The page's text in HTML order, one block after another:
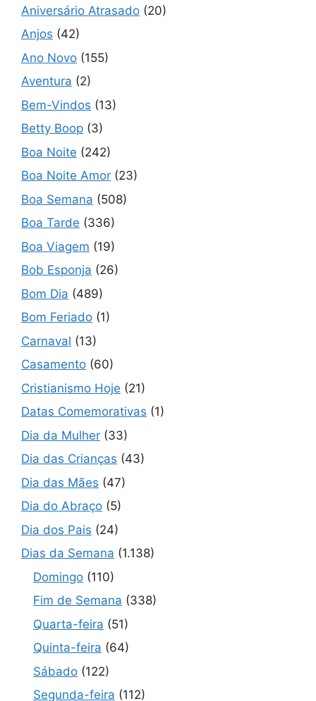
Aniversário Atrasado (20)
Anjos (42)
Ano Novo (155)
Aventura (2)
Bem-Vindos (13)
Betty Boop (3)
Boa Noite (242)
Boa Noite Amor (23)
Boa Semana (508)
Boa Tarde (336)
Boa Viagem (19)
Bob Esponja (26)
Bom Dia (489)
Bom Feriado (1)
Carnaval (13)
Casamento (60)
Cristianismo Hoje (21)
Datas Comemorativas (1)
Dia da Mulher (33)
Dia das Crianças (43)
Dia das Mães (47)
Dia do Abraço (5)
Dia dos Pais (24)
Dias da Semana (1.138)
Domingo (110)
Fim de Semana (338)
Quarta-feira (51)
Quinta-feira (64)
Sábado (122)
Segunda-feira (112)